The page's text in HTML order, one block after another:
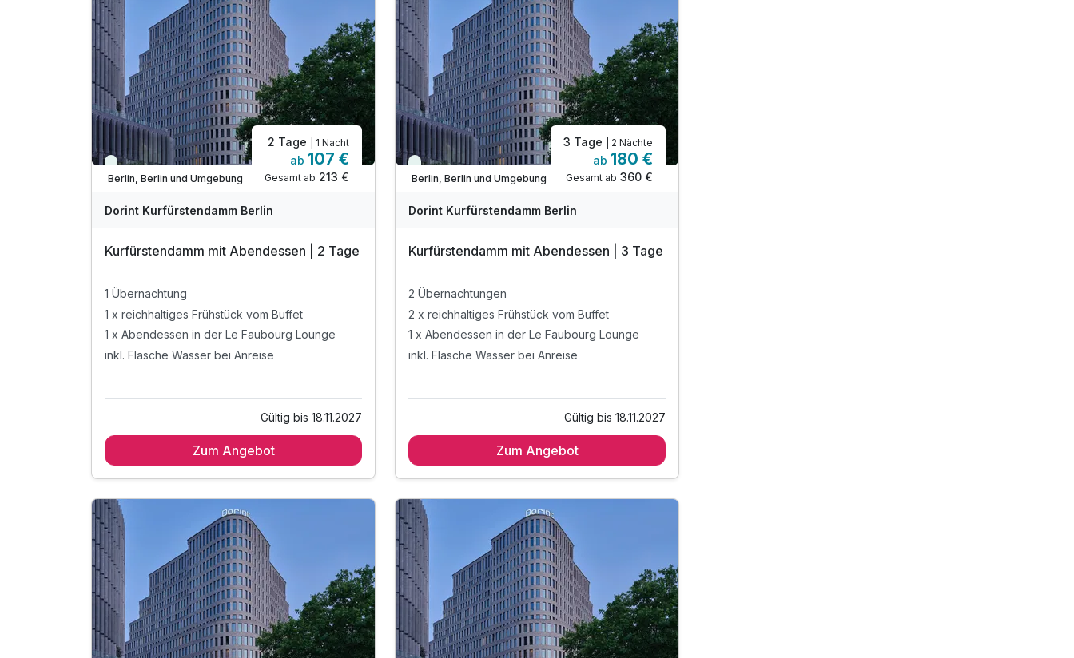
Viele Termine frei
Berlin, Berlin und Umgebung
2 Tage | 1 Nacht
ab 107 €
Gesamt ab 213 €
Dorint Kurfürstendamm Berlin
Kurfürstendamm mit Abendessen | 2 Tage
1 Übernachtung
1 x reichhaltiges Frühstück vom Buffet
1 x Abendessen in der Le Faubourg Lounge
inkl. Flasche Wasser bei Anreise
Gültig bis 18.11.2027
Zum Angebot
Viele Termine frei
Berlin, Berlin und Umgebung
3 Tage | 2 Nächte
ab 180 €
Gesamt ab 360 €
Dorint Kurfürstendamm Berlin
Kurfürstendamm mit Abendessen | 3 Tage
2 Übernachtungen
2 x reichhaltiges Frühstück vom Buffet
1 x Abendessen in der Le Faubourg Lounge
inkl. Flasche Wasser bei Anreise
Gültig bis 18.11.2027
Zum Angebot